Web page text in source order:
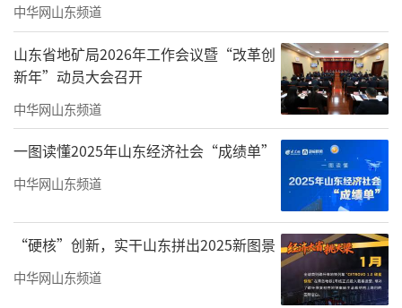
去观摩宋永进教授的画展前，就有传
闻：“他的油画不太像油画”。看完明白了——
这完全是褒义！
没有堆叠的颜料，没有繁复的笔触，只有
大块大块薄薄的颜色坦荡荡地铺在画布上，近
乎“平涂”。玫红、亮绿、深紫、明蓝等等，
乍看像孩子打翻了调色盘，简单直接。可走近
细看，才发现那些看似平涂的色块里，竟藏着
层层叠叠的反复涂抹。每一寸颜色都是艺术家
中华网山东频道
山东省地矿局2026年工作会议暨“改革创
新年”动员大会召开
中华网山东频道
一图读懂2025年山东经济社会“成绩单”
中华网山东频道
“硬核”创新，实干山东拼出2025新图景
中华网山东频道